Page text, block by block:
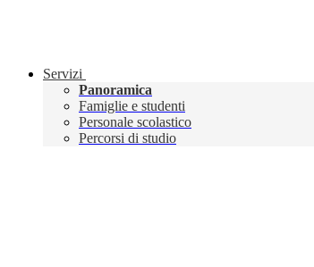
Servizi
Panoramica
Famiglie e studenti
Personale scolastico
Percorsi di studio